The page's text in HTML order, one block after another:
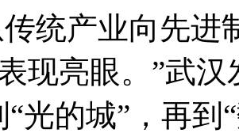
传统产业向先进
现亮眼。”武
“光的城”，再